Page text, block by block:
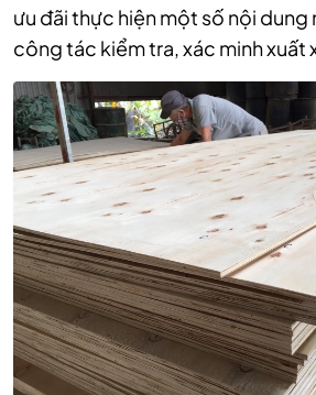
ưu đãi thực hiện một số nội dung
công tác kiểm tra, xác minh xuất